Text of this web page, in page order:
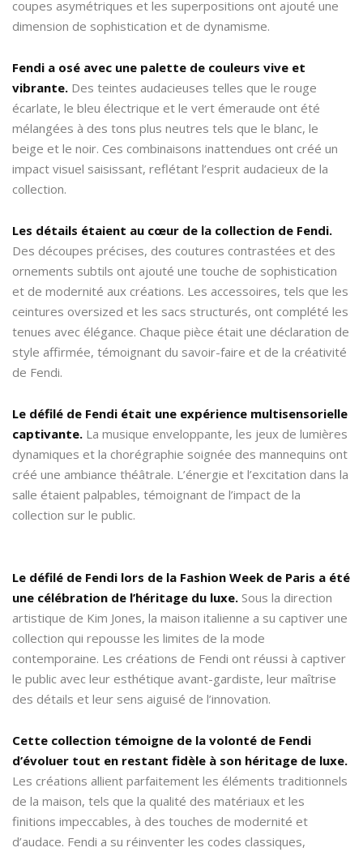
coupes asymétriques et les superpositions ont ajouté une
dimension de sophistication et de dynamisme.
Fendi a osé avec une palette de couleurs vive et
vibrante. Des teintes audacieuses telles que le rouge
écarlate, le bleu électrique et le vert émeraude ont été
mélangées à des tons plus neutres tels que le blanc, le
beige et le noir. Ces combinaisons inattendues ont créé un
impact visuel saisissant, reflétant l’esprit audacieux de la
collection.
Les détails étaient au cœur de la collection de Fendi.
Des découpes précises, des coutures contrastées et des
ornements subtils ont ajouté une touche de sophistication
et de modernité aux créations. Les accessoires, tels que les
ceintures oversized et les sacs structurés, ont complété les
tenues avec élégance. Chaque pièce était une déclaration de
style affirmée, témoignant du savoir-faire et de la créativité
de Fendi.
Le défilé de Fendi était une expérience multisensorielle
captivante. La musique enveloppante, les jeux de lumières
dynamiques et la chorégraphie soignée des mannequins ont
créé une ambiance théâtrale. L’énergie et l’excitation dans la
salle étaient palpables, témoignant de l’impact de la
collection sur le public.
Le défilé de Fendi lors de la Fashion Week de Paris a été
une célébration de l’héritage du luxe. Sous la direction
artistique de Kim Jones, la maison italienne a su captiver une
collection qui repousse les limites de la mode
contemporaine. Les créations de Fendi ont réussi à captiver
le public avec leur esthétique avant-gardiste, leur maîtrise
des détails et leur sens aiguisé de l’innovation.
Cette collection témoigne de la volonté de Fendi
d’évoluer tout en restant fidèle à son héritage de luxe.
Les créations allient parfaitement les éléments traditionnels
de la maison, tels que la qualité des matériaux et les
finitions impeccables, à des touches de modernité et
d’audace. Fendi a su réinventer les codes classiques,